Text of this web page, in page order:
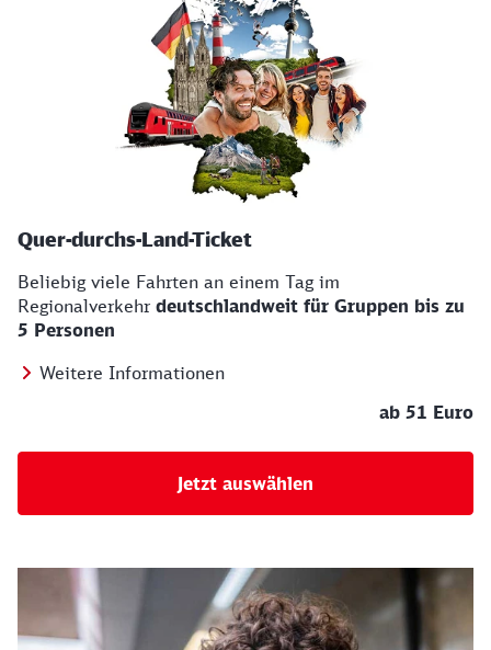
Quer-durchs-Land-Ticket
Beliebig viele Fahrten an einem Tag im
Regionalverkehr deutschlandweit für Gruppen bis zu
5 Personen
Weitere Informationen
ab 51 Euro
Jetzt auswählen